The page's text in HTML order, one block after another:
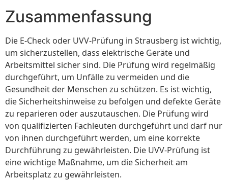
Zusammenfassung
Die E-Check oder UVV-Prüfung in Strausberg ist wichtig,
um sicherzustellen, dass elektrische Geräte und
Arbeitsmittel sicher sind. Die Prüfung wird regelmäßig
durchgeführt, um Unfälle zu vermeiden und die
Gesundheit der Menschen zu schützen. Es ist wichtig,
die Sicherheitshinweise zu befolgen und defekte Geräte
zu reparieren oder auszutauschen. Die Prüfung wird
von qualifizierten Fachleuten durchgeführt und darf nur
von ihnen durchgeführt werden, um eine korrekte
Durchführung zu gewährleisten. Die UVV-Prüfung ist
eine wichtige Maßnahme, um die Sicherheit am
Arbeitsplatz zu gewährleisten.